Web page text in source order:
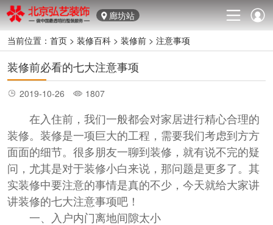
廊坊站
当前位置：首页 >装修百科 >装修前 >注意事项
装修前必看的七大注意事项
2019-10-26 1807
在入住前，我们一般都会对家居进行精心合理的
装修。装修是一项巨大的工程，需要我们考虑到方方
面面的细节。很多朋友一聊到装修，就有说不完的疑
问，尤其是对于装修小白来说，那问题是更多了。其
实装修中要注意的事情是真的不少，今天就给大家讲
讲装修的七大注意事项吧！
一、入户内门离地间隙太小